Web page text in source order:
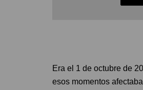
Era el 1 de octubre de
esos momentos